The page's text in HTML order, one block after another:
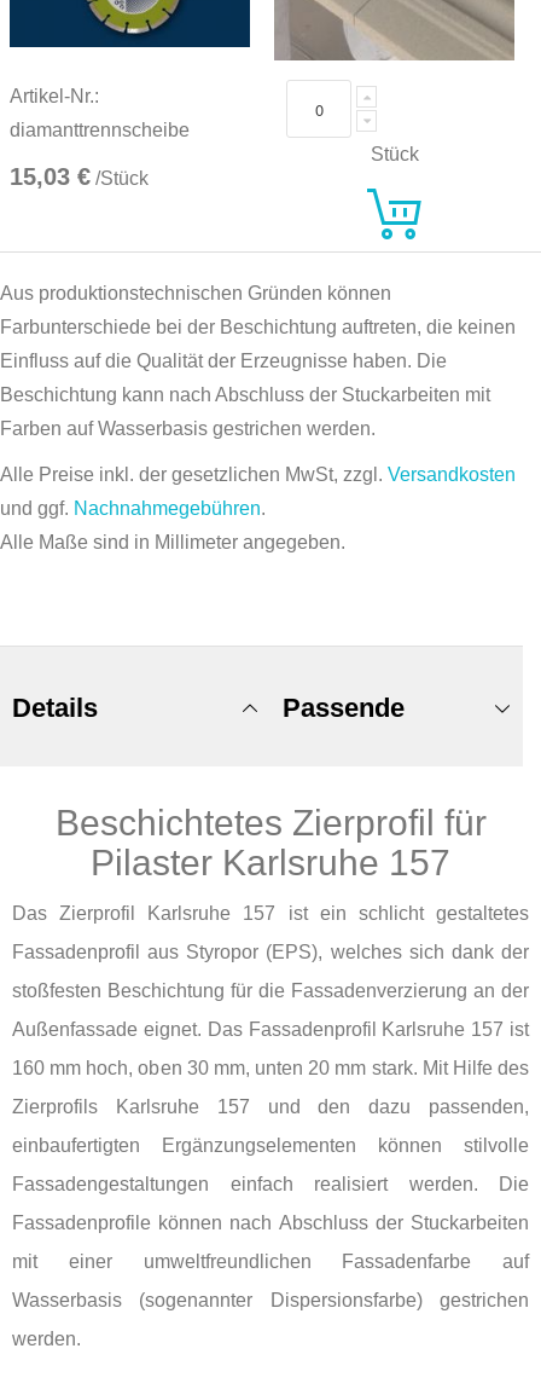
Artikel-Nr.:
diamanttrennscheibe
15,03 € /Stück
Stück
Aus produktionstechnischen Gründen können
Farbunterschiede bei der Beschichtung auftreten, die keinen
Einfluss auf die Qualität der Erzeugnisse haben. Die
Beschichtung kann nach Abschluss der Stuckarbeiten mit
Farben auf Wasserbasis gestrichen werden.
Alle Preise inkl. der gesetzlichen MwSt, zzgl. Versandkosten
und ggf. Nachnahmegebühren.
Alle Maße sind in Millimeter angegeben.
Details
Beschichtetes Zierprofil für
Pilaster Karlsruhe 157
Das Zierprofil Karlsruhe 157 ist ein schlicht gestaltetes
Fassadenprofil aus Styropor (EPS), welches sich dank der
stoßfesten Beschichtung für die Fassadenverzierung an der
Außenfassade eignet. Das Fassadenprofil Karlsruhe 157 ist
160 mm hoch, oben 30 mm, unten 20 mm stark. Mit Hilfe des
Zierprofils Karlsruhe 157 und den dazu passenden,
einbaufertigten Ergänzungselementen können stilvolle
Fassadengestaltungen einfach realisiert werden. Die
Fassadenprofile können nach Abschluss der Stuckarbeiten
mit einer umweltfreundlichen Fassadenfarbe auf
Wasserbasis (sogenannter Dispersionsfarbe) gestrichen
werden.
Passende
Produkte